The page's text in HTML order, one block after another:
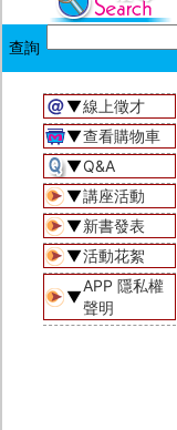
▼線上徵才
▼查看購物車
▼Q&A
▼講座活動
▼新書發表
▼活動花絮
▼
APP 隱私權
聲明